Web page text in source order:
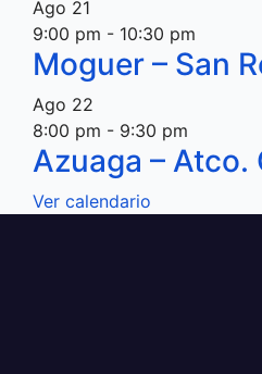
Ago 21
9:00 pm - 10:30 pm
Moguer – San
Ago 22
8:00 pm - 9:30 pm
Azuaga – Atco.
Ver calendario